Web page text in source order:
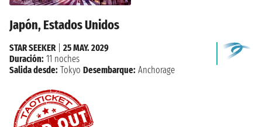
Japón, Estados Unidos
STAR SEEKER| 25 MAY. 2029
Duración: 11 noches
Salida desde: Tokyo Desembarque: Anchorage